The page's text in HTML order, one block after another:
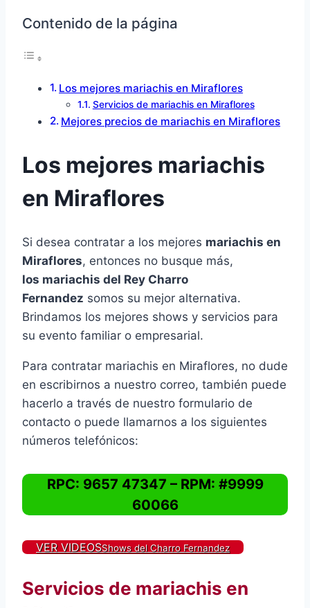
Contenido de la página
Los mejores mariachis en Miraflores
Servicios de mariachis en Miraflores
Mejores precios de mariachis en Miraflores
Los mejores mariachis
en Miraflores
Si desea contratar a los mejores mariachis en
Miraflores, entonces no busque más,
los mariachis del Rey Charro
Fernandez somos su mejor alternativa.
Brindamos los mejores shows y servicios para
su evento familiar o empresarial.
Para contratar mariachis en Miraflores, no dude
en escribirnos a nuestro correo, también puede
hacerlo a través de nuestro formulario de
contacto o puede llamarnos a los siguientes
números telefónicos:
RPC: 9657 47347 – RPM: #9999
60066
VER VIDEOSShows del Charro Fernandez
Servicios de mariachis en